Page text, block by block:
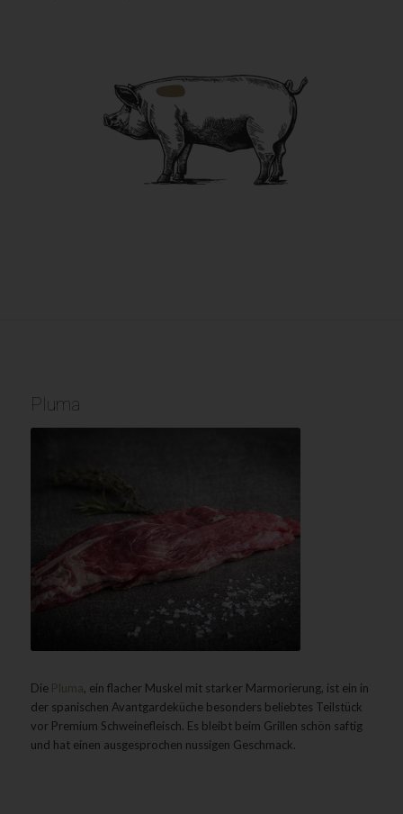
Pluma
Die Pluma, ein flacher Muskel mit starker Marmorierung, ist ein in
der spanischen Avantgardeküche besonders beliebtes Teilstück
vor Premium Schweinefleisch. Es bleibt beim Grillen schön saftig
und hat einen ausgesprochen nussigen Geschmack.